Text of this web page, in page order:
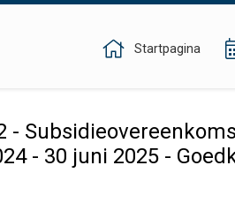
Startpagina
-
- 30 juni 2025 -